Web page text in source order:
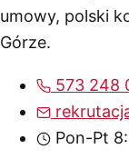
umowy, polski
Górze.
573 248
Pon-Pt